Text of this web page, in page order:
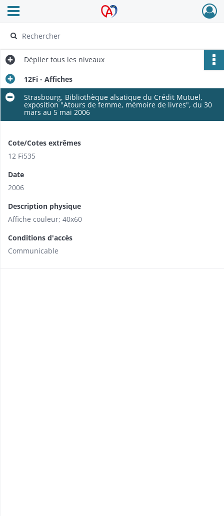
Archives Alsace - Colmar
Ouvrir le menu déroulant
Déplier tous les niveaux
12Fi - Affiches
Strasbourg, Bibliothèque alsatique du Crédit Mutuel,
exposition "Atours de femme, mémoire de livres", du 30
mars au 5 mai 2006
Cote/Cotes extrêmes
12 Fi535
Date
2006
Description physique
Affiche couleur; 40x60
Conditions d'accès
Communicable